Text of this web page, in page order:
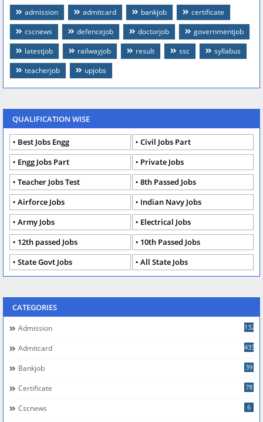
admission admitcard bankjob
certificate
cscnews
defencejob doctorjob
governmentjob
latestjob
railwayjob result ssc
syllabus
teacherjob
upjobs
QUALIFICATION WISE
Best Jobs Engg
Civil Jobs Part
Engg Jobs Part
Private Jobs
Teacher Jobs Test
8th Passed Jobs
Airforce Jobs
Indian Navy Jobs
Army Jobs
Electrical Jobs
12th passed Jobs
10th Passed Jobs
State Govt Jobs
All State Jobs
CATEGORIES
Admission 132
Admitcard 433
Bankjob 39
Certificate 78
Cscnews 6